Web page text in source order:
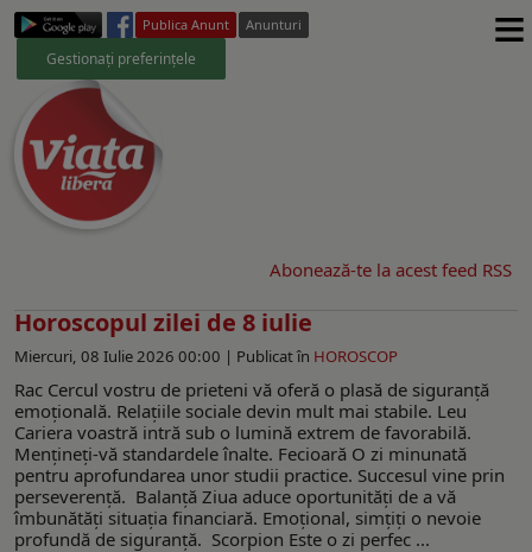
Publica Anunt Anunturi
Gestionați preferințele ≡
Abonează-te la acest feed RSS
Horoscopul zilei de 8 iulie
Miercuri, 08 Iulie 2026 00:00 | Publicat în HOROSCOP
Rac Cercul vostru de prieteni vă oferă o plasă de siguranță
emoțională. Relațiile sociale devin mult mai stabile. Leu
Cariera voastră intră sub o lumină extrem de favorabilă.
Mențineți-vă standardele înalte. Fecioară O zi minunată
pentru aprofundarea unor studii practice. Succesul vine prin
perseverență. Balanță Ziua aduce oportunități de a vă
îmbunătăți situația financiară. Emoțional, simțiți o nevoie
profundă de siguranță. Scorpion Este o zi perfec ...